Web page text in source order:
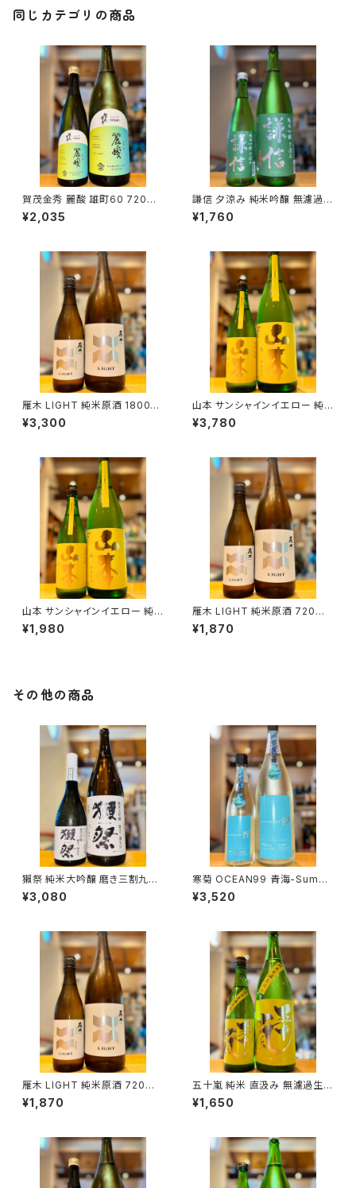
同じカテゴリの商品
賀茂金秀 麗酸 雄町60 720ml
１本（金光酒造・広島県東広島市
黒瀬町）
¥2,035
謙信 夕涼み 純米吟醸 無濾過生
720ml１本（池田屋酒造・新潟
県糸魚川市新鉄）
¥1,760
雁木 LIGHT 純米原酒 1800ml
１本（八百新酒造・山口県岩国市
今津町）
¥3,300
山本 サンシャインイエロー 純
米吟醸 1800ml１本（山本酒造・
秋田県山本郡八峰町）
¥3,780
山本 サンシャインイエロー 純
米吟醸 720ml１本（山本酒造・
秋田県山本郡八峰町）
¥1,980
雁木 LIGHT 純米原酒 720ml
１本（八百新酒造・山口県岩国市
今津町）
¥1,870
その他の商品
獺祭 純米大吟醸 磨き三割九分
720ml１本（旭酒造・山口県岩
国市周東町）
¥3,080
寒菊 OCEAN99 青海-Summ
er Sea-2026 純米吟醸 無濾
過生原酒 1800ml１本（寒菊銘
¥3,520
雁木 LIGHT 純米原酒 720ml
１本（八百新酒造・山口県岩国市
今津町）
¥1,870
五十嵐 純米 直汲み 無濾過生原
酒 720ml１本（五十嵐酒造・埼
玉県飯能市大字川寺）
¥1,650